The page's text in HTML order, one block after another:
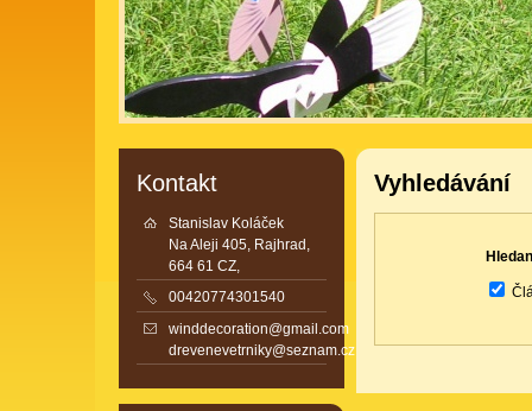
Gravírované cedulky 20 x 12 cm domov, láska, děti
Vyhledávání
Kontakt
Stanislav Koláček
Na Aleji 405, Rajhrad,
664 61 CZ,
00420774301540
winddecoration@gmail.com
drevenevetrniky@seznam.cz